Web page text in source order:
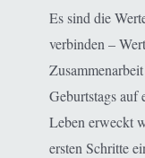
Es sind die
verbinden –
Geburtstags auf
Leben erweckt
ersten Schritte